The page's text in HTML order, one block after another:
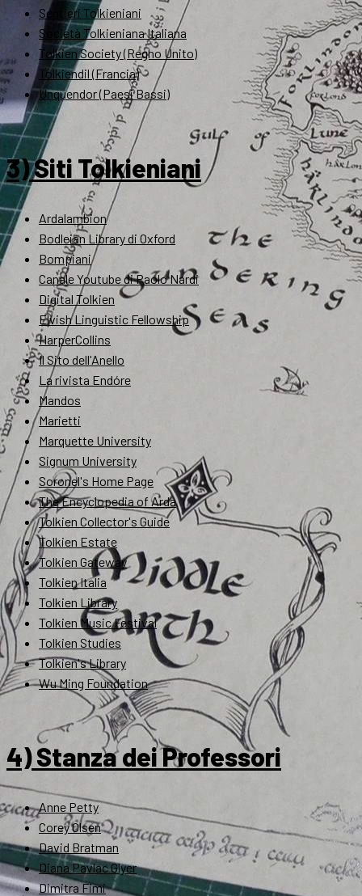
Sentieri Tolkieniani
Società Tolkieniana Italiana
Tolkien Society (Regno Unito)
Tolkiendil (Francia)
Unquendor (Paesi Bassi)
3) Siti Tolkieniani
Ardalambion
Bodleian Library di Oxford
Bompiani
Canale Youtube di Paolo Nardi
Digital Tolkien
Elvish Linguistic Fellowship
HarperCollins
Il Sito dell'Anello
La rivista Endóre
Mandos
Marietti
Marquette University
Signum University
Soronel's Home Page
The Encyclopedia of Arda
Tolkien Collector's Guide
Tolkien Estate
Tolkien Gateway
Tolkien Italia
Tolkien Library
Tolkien Music Festival
Tolkien Studies
Tolkien's Library
Wu Ming Foundation
4) Stanza dei Professori
Anne Petty
Corey Olsen
David Bratman
Diana Pavlac Glyer
Dimitra Fimi